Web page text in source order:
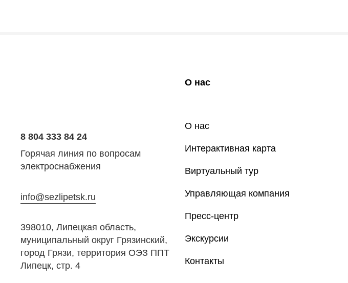
8 804 333 84 24
Горячая линия по вопросам
электроснабжения
info@sezlipetsk.ru
398010, Липецкая область,
муниципальный округ Грязинский,
город Грязи, территория ОЭЗ ППТ
Липецк, стр. 4
О нас
О нас
Интерактивная карта
Виртуальный тур
Управляющая компания
Пресс-центр
Экскурсии
Контакты